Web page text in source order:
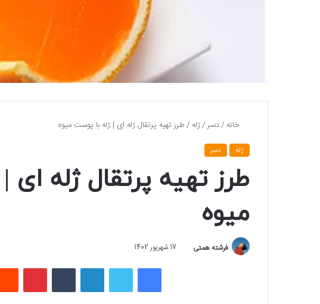
خانه /دسر/ژله /طرز تهیه پرتقال ژله ای | ژله با پوست میوه
ژله دسر
طرز تهیه پرتقال ژله
میوه
فرشته همتی 17 شهریور 1402
فیسبوک لینکداین پینتریست